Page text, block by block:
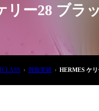
リー28 ブラ
買取実績 HERMES ケ